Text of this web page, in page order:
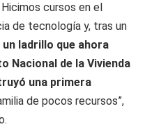
Hicimos cursos en el
de tecnología y, tras un
ladrillo que ahora
Nacional de la Vivienda
una primera
de pocos recursos”,